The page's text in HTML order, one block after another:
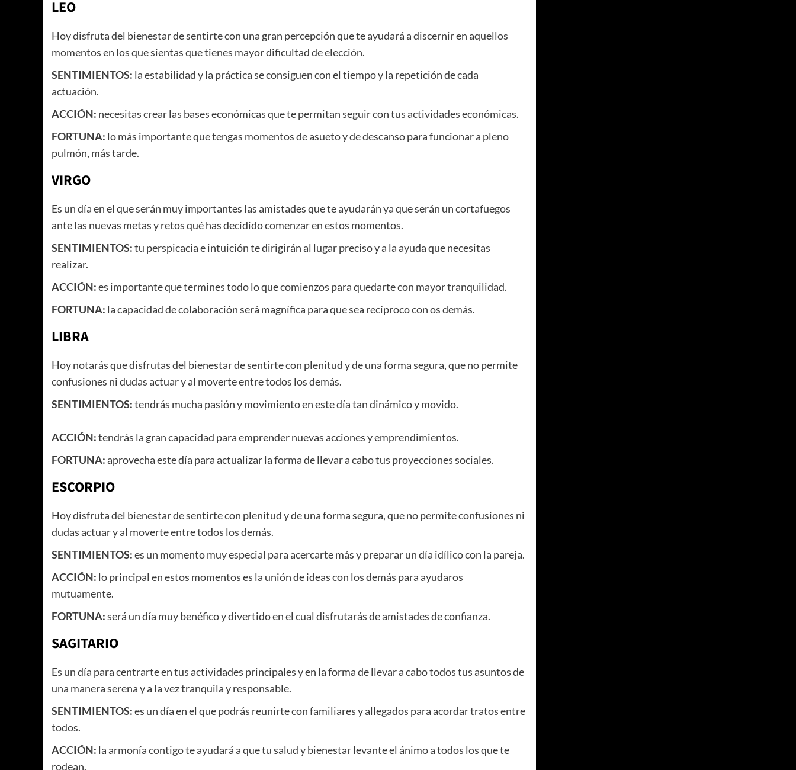
LEO
Hoy disfruta del bienestar de sentirte con una gran percepción que te ayudará a discernir en aquellos
momentos en los que sientas que tienes mayor dificultad de elección.
SENTIMIENTOS: la estabilidad y la práctica se consiguen con el tiempo y la repetición de cada
actuación.
ACCIÓN: necesitas crear las bases económicas que te permitan seguir con tus actividades económicas.
FORTUNA: lo más importante que tengas momentos de asueto y de descanso para funcionar a pleno
pulmón, más tarde.
VIRGO
Es un día en el que serán muy importantes las amistades que te ayudarán ya que serán un cortafuegos
ante las nuevas metas y retos qué has decidido comenzar en estos momentos.
SENTIMIENTOS:tu perspicacia e intuición te dirigirán al lugar preciso y a la ayuda que necesitas
realizar.
ACCIÓN:es importante que termines todo lo que comienzos para quedarte con mayor tranquilidad.
FORTUNA: la capacidad de colaboración será magnífica para que sea recíproco con os demás.
LIBRA
Hoy notarás que disfrutas del bienestar de sentirte con plenitud y de una forma segura, que no permite
confusiones ni dudas actuar y al moverte entre todos los demás.
SENTIMIENTOS:tendrás mucha pasión y movimiento en este día tan dinámico y movido.
ACCIÓN:tendrás la gran capacidad para emprender nuevas acciones y emprendimientos.
FORTUNA:aprovecha este día para actualizar la forma de llevar a cabo tus proyecciones sociales.
ESCORPIO
Hoy disfruta del bienestar de sentirte con plenitud y de una forma segura, que no permite confusiones ni
dudas actuar y al moverte entre todos los demás.
SENTIMIENTOS:es un momento muy especial para acercarte más y preparar un día idílico con la pareja.
ACCIÓN: lo principal en estos momentos es la unión de ideas con los demás para ayudaros
mutuamente.
FORTUNA:será un día muy benéfico y divertido en el cual disfrutarás de amistades de confianza.
SAGITARIO
Es un día para centrarte en tus actividades principales y en la forma de llevar a cabo todos tus asuntos de
una manera serena y a la vez tranquila y responsable.
SENTIMIENTOS:es un día en el que podrás reunirte con familiares y allegados para acordar tratos entre
todos.
ACCIÓN: la armonía contigo te ayudará a que tu salud y bienestar levante el ánimo a todos los que te
rodean.